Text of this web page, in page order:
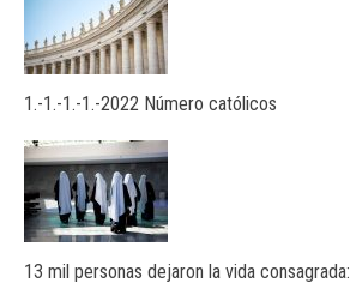
1.-1.-1.-1.-2022 Número católicos
13 mil personas dejaron la vida consagrada: